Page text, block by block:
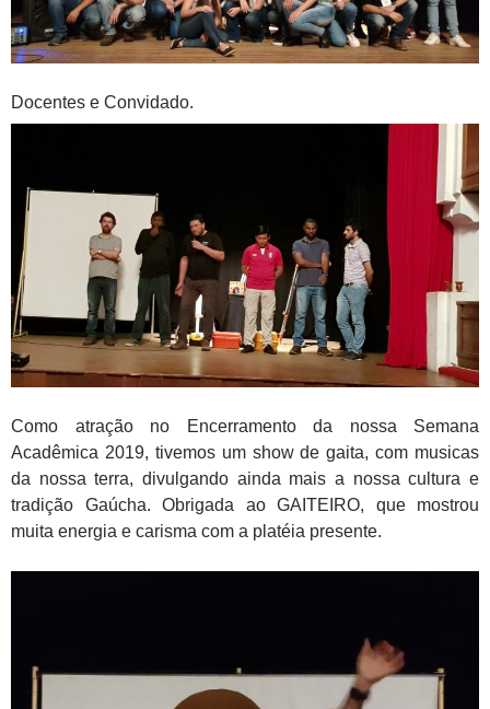
Docentes e Convidado.
Como atração no Encerramento da nossa Semana
Acadêmica 2019, tivemos um show de gaita, com musicas
da nossa terra, divulgando ainda mais a nossa cultura e
tradição Gaúcha. Obrigada ao GAITEIRO, que mostrou
muita energia e carisma com a platéia presente.